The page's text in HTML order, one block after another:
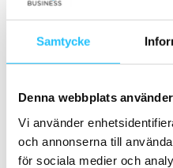
Samtycke
Denna webbplats
Vi använder
och annonserna till
för sociala medier och
Business
utbildningsföretaget Human
Performance